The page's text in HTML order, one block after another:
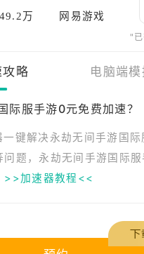
万 网易游戏
"
攻略 电脑端模
际服手游0元免费加速？
键解决永劫无间手游国际
题，永劫无间手游国际服
>>加速器教程<<